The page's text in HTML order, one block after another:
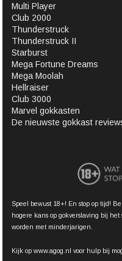
Multi Player
Club 2000
Thunderstruck
Thunderstruck II
Starburst
Mega Fortune Dreams
Mega Moolah
Hellraiser
Club 3000
Marvel gokkasten
De nieuwste gokkast
Speel bewust 18+! En stop op tijd!
hogere kans op gokverslaving bij
worden met minderjarigen.
Kijk op www.agog.nl voor hulp bij